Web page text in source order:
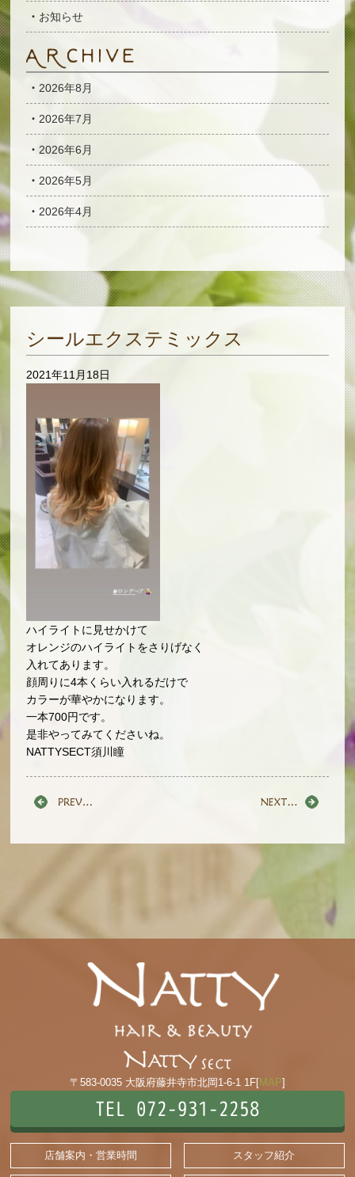
お知らせ
2026年8月
2026年7月
2026年6月
2026年5月
2026年4月
シールエクステミックス
2021年11月18日
ハイライトに見せかけて
オレンジのハイライトをさりげなく
入れてあります。
顔周りに4本くらい入れるだけで
カラーが華やかになります。
一本700円です。
是非やってみてくださいね。
NATTYSECT須川瞳
〒583-0035 大阪府藤井寺市北岡1-6-1 1F[MAP]
TEL 072-931-2258
店舗案内・営業時間 スタッフ紹介